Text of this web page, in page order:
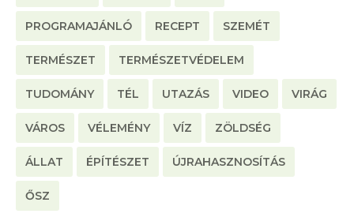
PROGRAMAJÁNLÓ RECEPT SZEMÉT
TERMÉSZET TERMÉSZETVÉDELEM
TUDOMÁNY TÉL UTAZÁS VIDEO VIRÁG
VÁROS VÉLEMÉNY VÍZ ZÖLDSÉG
ÁLLAT ÉPÍTÉSZET ÚJRAHASZNOSÍTÁS
ŐSZ